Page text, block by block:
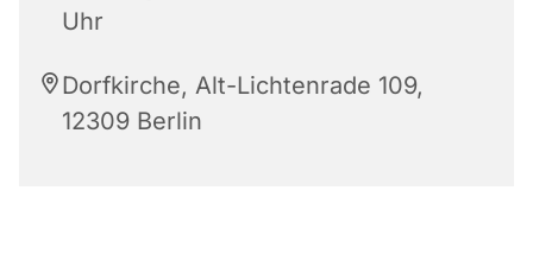
Uhr
Dorfkirche, Alt-Lichtenrade 109,
12309 Berlin